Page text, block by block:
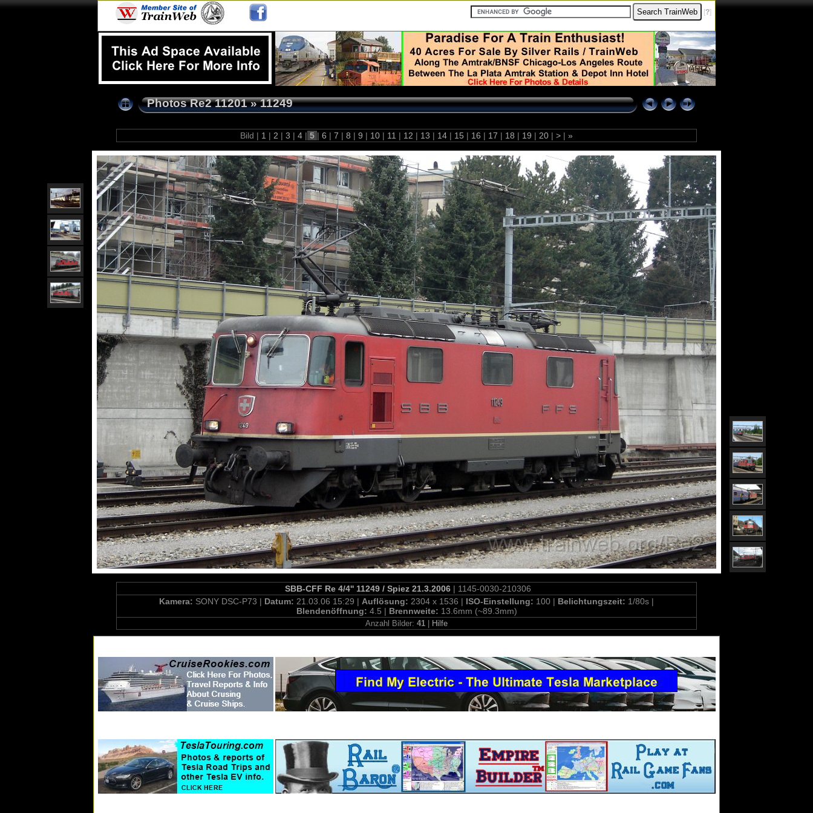
[?]
Photos Re2 11201»11249
Bild | 1 | 2 | 3 | 4 | 5 | 6 | 7 | 8 | 9 | 10 | 11 | 12 | 13 | 14 | 15 | 16 | 17 | 18 | 19 | 20 | > | »
SBB-CFF Re 4/4'' 11249 / Spiez 21.3.2006| 1145-0030-210306
Kamera: SONY DSC-P73 | Datum: 21.03.06 15:29 | Auflösung: 2304 x 1536 | ISO-Einstellung: 100 | Belichtungszeit: 1/80s |
Blendenöffnung: 4.5 | Brennweite: 13.6mm (~89.3mm)
Anzahl Bilder: 41 Hilfe